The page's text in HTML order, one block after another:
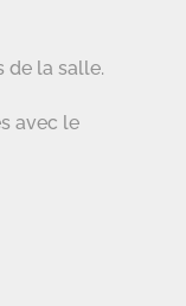
de la salle.
avec le